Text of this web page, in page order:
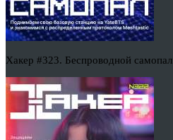
Хакер #323. Беспроводной самопал